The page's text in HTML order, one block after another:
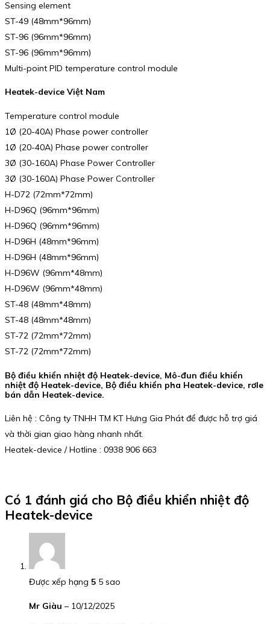
Sensing element
ST-49 (48mm*96mm)
ST-96 (96mm*96mm)
ST-96 (96mm*96mm)
Multi-point PID temperature control module
Heatek-device Việt Nam
Temperature control module
1Ø (20-40A) Phase power controller
1Ø (20-40A) Phase power controller
3Ø (30-160A) Phase Power Controller
3Ø (30-160A) Phase Power Controller
H-D72 (72mm*72mm)
H-D96Q (96mm*96mm)
H-D96Q (96mm*96mm)
H-D96H (48mm*96mm)
H-D96H (48mm*96mm)
H-D96W (96mm*48mm)
H-D96W (96mm*48mm)
ST-48 (48mm*48mm)
ST-48 (48mm*48mm)
ST-72 (72mm*72mm)
ST-72 (72mm*72mm)
Bộ điều khiển nhiệt độ Heatek-device, Mô-đun điều khiển
nhiệt độ Heatek-device, Bộ điều khiển pha Heatek-device, rơle
bán dẫn Heatek-device.
Liên hệ : Công ty TNHH TM KT Hưng Gia Phát để được hỗ trợ giá
và thời gian giao hàng nhanh nhất.
Heatek-device / Hotline : 0938 906 663
Có 1 đánh giá cho Bộ điều khiển nhiệt độ
Heatek-device
Được xếp hạng 5 5 sao
Mr Giàu – 10/12/2025